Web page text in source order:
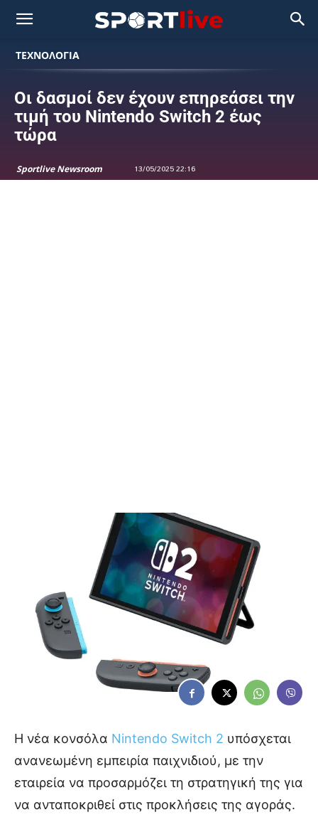
ΤΕΧΝΟΛΟΓΙΑ
Οι δασμοί δεν έχουν επηρεάσει την
τιμή του Nintendo Switch 2 έως
τώρα
Sportlive Newsroom 13/05/2025 22:16
Η νέα κονσόλα Nintendo Switch 2 υπόσχεται
ανανεωμένη εμπειρία παιχνιδιού, με την
εταιρεία να προσαρμόζει τη στρατηγική της για
να ανταποκριθεί στις προκλήσεις της αγοράς.